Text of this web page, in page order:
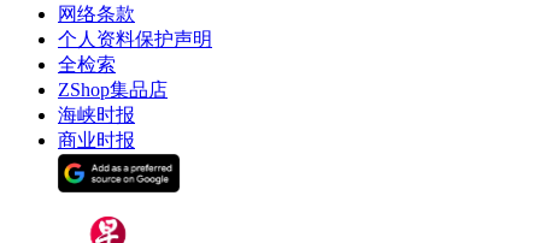
网络条款
个人资料保护声明
全检索
ZShop集品店
海峡时报
商业时报